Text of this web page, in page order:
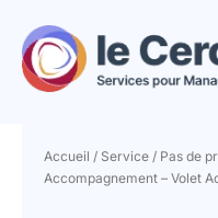
contenu
Accueil / Service / Pas de
Accompagnement – Volet